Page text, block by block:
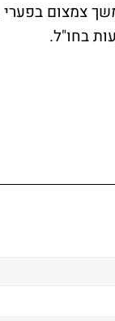
צמצום
בחו"ל.